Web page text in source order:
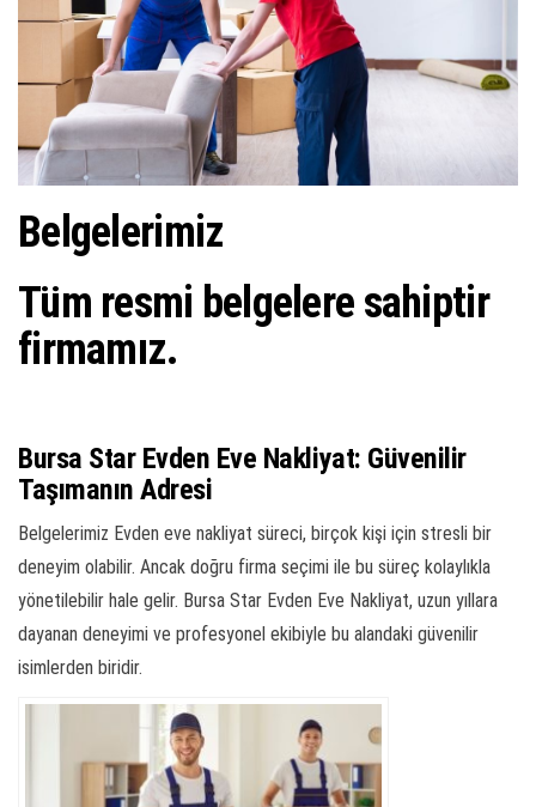
i
r
Belgelerimiz
Tüm resmi belgelere sahiptir
firmamız.
Bursa Star Evden Eve Nakliyat: Güvenilir
Taşımanın Adresi
Belgelerimiz Evden eve nakliyat süreci, birçok kişi için stresli bir
deneyim olabilir. Ancak doğru firma seçimi ile bu süreç kolaylıkla
yönetilebilir hale gelir. Bursa Star Evden Eve Nakliyat, uzun yıllara
dayanan deneyimi ve profesyonel ekibiyle bu alandaki güvenilir
isimlerden biridir.